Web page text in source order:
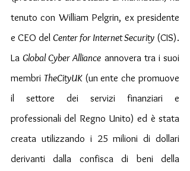
tenuto con William Pelgrin, ex presidente
e CEO del Center for Internet Security (CIS).
La Global Cyber Alliance annovera tra i suoi
membri TheCityUK (un ente che promuove
il settore dei servizi finanziari e
professionali del Regno Unito) ed è stata
creata utilizzando i 25 milioni di dollari
derivanti dalla confisca di beni della